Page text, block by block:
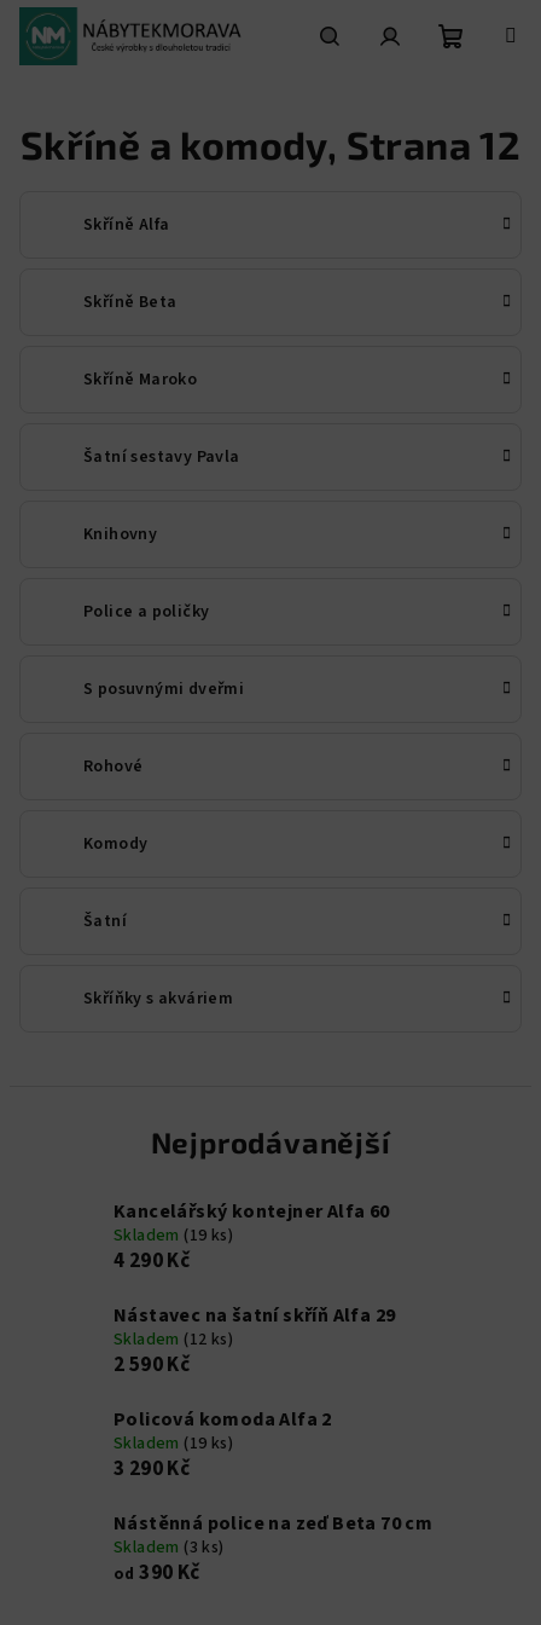
Přejít
obsah
košík
Skříně a komody, Strana 12
Skříně Alfa
Skříně Beta
Skříně Maroko
Šatní sestavy Pavla
Knihovny
Police a poličky
S posuvnými dveřmi
Rohové
Komody
Šatní
Skříňky s akváriem
Nejprodávanější
Kancelářský kontejner Alfa 60
Skladem (19 ks)
4 290 Kč
Nástavec na šatní skříň Alfa 29
Skladem (12 ks)
2 590 Kč
Policová komoda Alfa 2
Skladem (19 ks)
3 290 Kč
Nástěnná police na zeď Beta 70 cm
Skladem (3 ks)
od 390 Kč